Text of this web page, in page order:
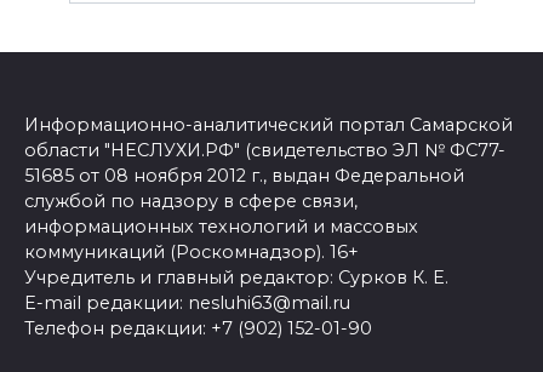
Информационно-аналитический портал Самарской
области "НЕСЛУХИ.РФ" (свидетельство ЭЛ № ФС77-
51685 от 08 ноября 2012 г., выдан Федеральной
службой по надзору в сфере связи,
информационных технологий и массовых
коммуникаций (Роскомнадзор). 16+
Учредитель и главный редактор: Сурков К. Е.
E-mail редакции: nesluhi63@mail.ru
Телефон редакции: +7 (902) 152-01-90